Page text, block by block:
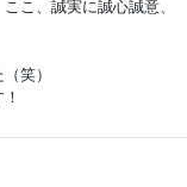
こ、誠実に誠心誠意、
笑）